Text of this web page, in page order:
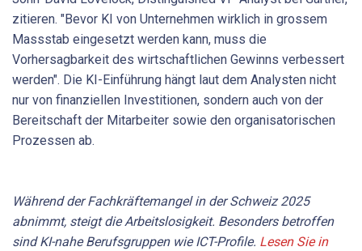
zitieren. "Bevor KI von Unternehmen wirklich in grossem
Massstab eingesetzt werden kann, muss die
Vorhersagbarkeit des wirtschaftlichen Gewinns verbessert
werden". Die KI-Einführung hängt laut dem Analysten nicht
nur von finanziellen Investitionen, sondern auch von der
Bereitschaft der Mitarbeiter sowie den organisatorischen
Prozessen ab.
Während der Fachkräftemangel in der Schweiz 2025
abnimmt, steigt die Arbeitslosigkeit. Besonders betroffen
sind KI-nahe Berufsgruppen wie ICT-Profile. Lesen Sie in